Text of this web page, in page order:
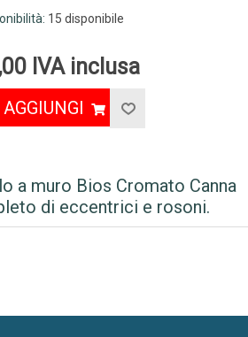
15 disponibile
IVA inclusa
AGGIUNGI
a muro Bios Cromato Canna
di eccentrici e rosoni.